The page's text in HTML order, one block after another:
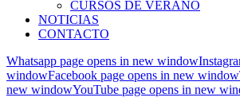
CURSOS DE VERANO
NOTICIAS
CONTACTO
Whatsapp page opens in new window
windowFacebook page opens in new window
new windowYouTube page opens in new